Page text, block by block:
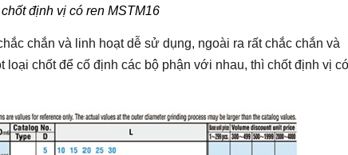
định vị có ren MSTM16
chắn và linh hoạt dễ sử dụng, ngoài ra rất chắc chắn và
loại chốt để cố định các bộ phận với nhau, thì chốt định vị có